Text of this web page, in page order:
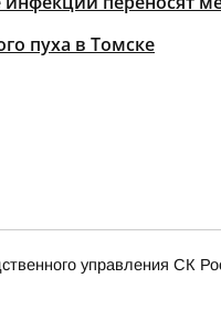
пуха в Томске
управления СК